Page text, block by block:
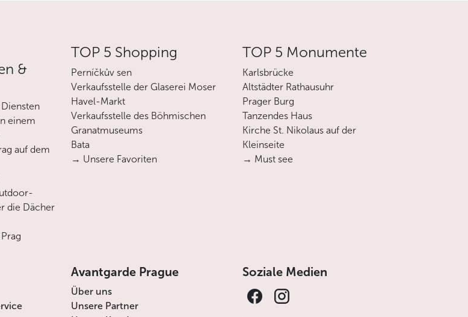
&
einem
auf dem
die Dächer
TOP 5 Shopping
Perníčkův sen
Verkaufsstelle der Glaserei Moser
Havel-Markt
Verkaufsstelle des Böhmischen
Granatmuseums
Bata
→ Unsere Favoriten
TOP 5 Monumente
Karlsbrücke
Altstädter Rathausuhr
Prager Burg
Tanzendes Haus
Kirche St. Nikolaus auf der
Kleinseite
→ Must see
Avantgarde Prague
Über uns
Unsere Partner
Soziale Medien